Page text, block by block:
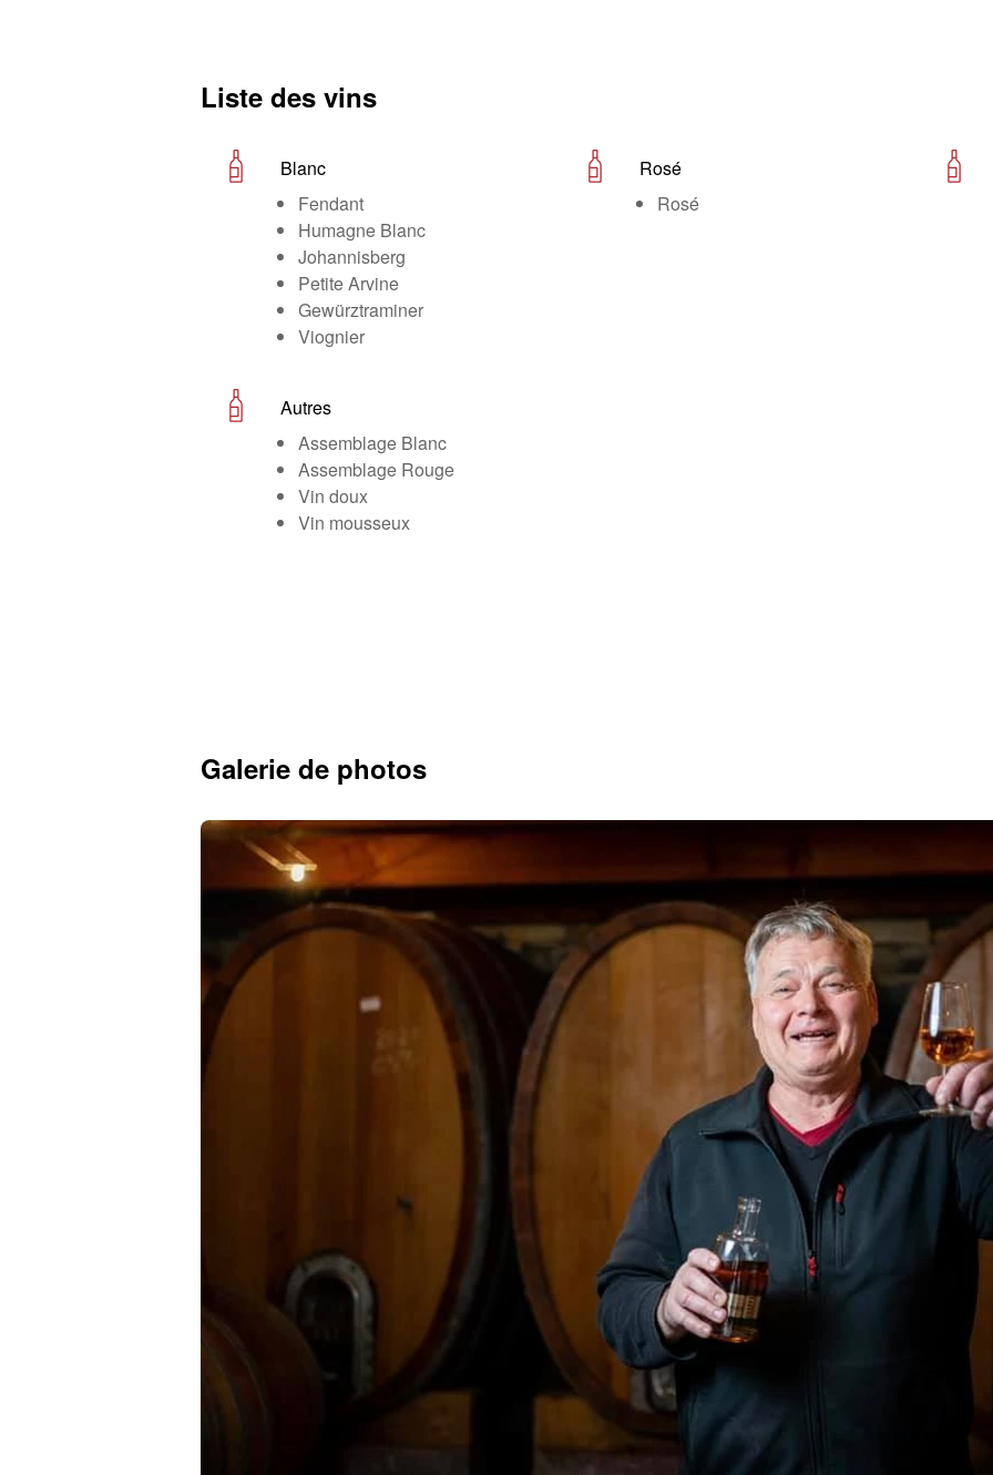
Liste des vins
Blanc
Fendant
Humagne Blanc
Johannisberg
Petite Arvine
Gewürztraminer
Viognier
Rosé
Rosé
Autres
Assemblage Blanc
Assemblage Rouge
Vin doux
Vin mousseux
Galerie de photos